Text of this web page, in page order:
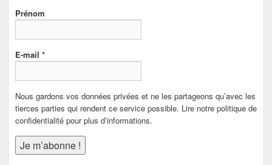
Prénom
E-mail *
Nous gardons vos données privées et ne les partageons qu’avec les
tierces parties qui rendent ce service possible. Lire notre politique de
confidentialité pour plus d’informations.